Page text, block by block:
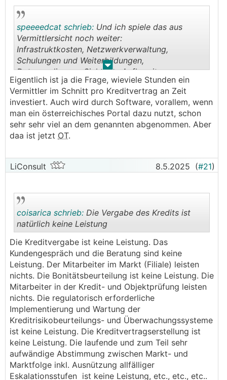
. .
speeeedcat schrieb: Und ich spiele das aus
Vermittlersicht noch weiter:
Infrastruktkosten, Netzwerkverwaltung,
Schulungen und Weiterbildungen,
Datenevalierung, Sichtung, Aufbereitung, x-
Telefonate und E-Mails, Vergleichen, ggf.
Nachverhandeln bis hin zum unterschriftsreifen
Kreditvertrag.
Und nebenbei noch kostenlose Info' s in ein
Forum schreiben.
Eigentlich ist ja die Frage, wieviele Stunden ein
Vermittler im Schnitt pro Kreditvertrag an Zeit
investiert. Auch wird durch Software, vorallem, wenn
man ein österreichisches Portal dazu nutzt, schon
sehr sehr viel an dem genannten abgenommen. Aber
daa ist jetzt OT.
LiConsult 8.5.2025 (#21)
..
coisarica schrieb: Die Vergabe des Kredits ist
natürlich keine Leistung
Die Kreditvergabe ist keine Leistung. Das
Kundengespräch und die Beratung sind keine
Leistung. Der Mitarbeiter im Markt (Filiale) leisten
nichts. Die Bonitätsbeurteilung ist keine Leistung. Die
Mitarbeiter in der Kredit- und Objektprüfung leisten
nichts. Die regulatorisch erforderliche
Implementierung und Wartung der
Kreditrisikobeurteilungs- und Überwachungssysteme
ist keine Leistung. Die Kreditvertragserstellung ist
keine Leistung. Die laufende und zum Teil sehr
aufwändige Abstimmung zwischen Markt- und
Marktfolge inkl. Ausnützung allfälliger
Eskalationsstufen ist keine Leistung, etc., etc., etc..